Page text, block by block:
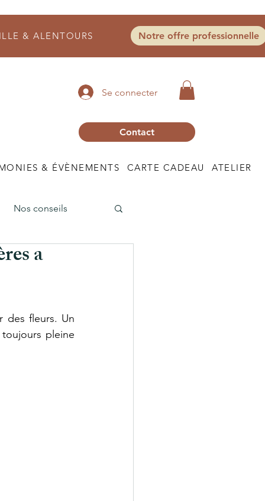
& ALENTOURS Notre offre professionnelle
Se connecter
Contact
& ÉVÈNEMENTS CARTE CADEAU ATELIER
Nos conseils
a
fleurs. Un
pleine